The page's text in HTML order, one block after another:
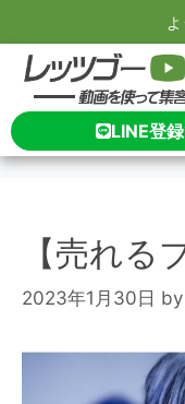
LINE登
【売れる
2023年1月30日 by